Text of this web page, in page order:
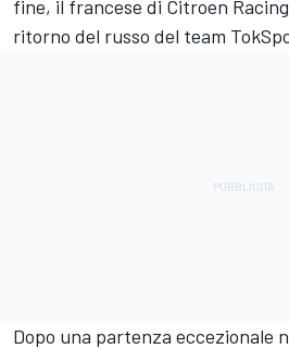
fine, il francese di Citroen
ritorno del russo del team
Dopo una partenza eccezionale